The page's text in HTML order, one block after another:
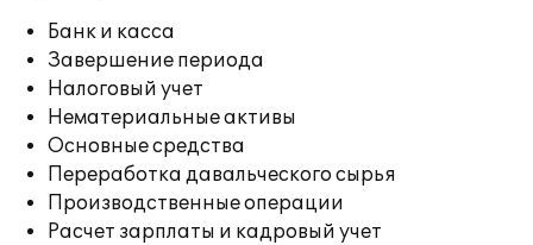
Банк и касса
Завершение периода
Налоговый учет
Нематериальные активы
Основные средства
Переработка давальческого сырья
Производственные операции
Расчет зарплаты и кадровый учет